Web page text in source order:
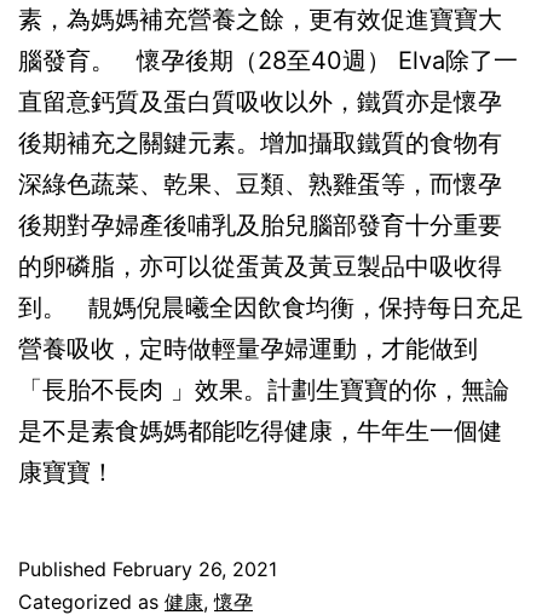
素，為媽媽補充營養之餘，更有效促進寶寶大
腦發育。 懷孕後期（28至40週） Elva除了一
直留意鈣質及蛋白質吸收以外，鐵質亦是懷孕
後期補充之關鍵元素。增加攝取鐵質的食物有
深綠色蔬菜、乾果、豆類、熟雞蛋等，而懷孕
後期對孕婦產後哺乳及胎兒腦部發育十分重要
的卵磷脂，亦可以從蛋黃及黃豆製品中吸收得
到。 靚媽倪晨曦全因飲食均衡，保持每日充足
營養吸收，定時做輕量孕婦運動，才能做到
「長胎不長肉 」效果。計劃生寶寶的你，無論
是不是素食媽媽都能吃得健康，牛年生一個健
康寶寶！
Published February 26, 2021
Categorized as 健康,懷孕